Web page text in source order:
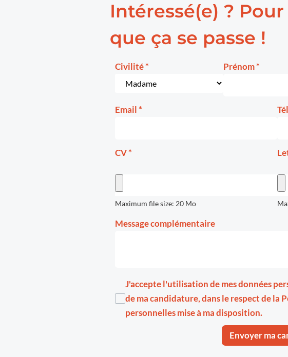
Intéressé(e) ?
que ça se passe !
Civilité* Prénom*
Email*
CV*
Maximum file size: 20 Mo
Message complémentaire
J'accepte l'utilisation de mes données
de ma candidature, dans le respect de la
personnellesmise à ma disposition.
Envoyer ma